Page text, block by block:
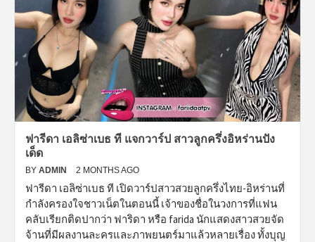
ฟารีดา เอลิซ่าเบธ ที แจกวาร์ป สาวลูกครึ่งอิหร่านปัง
เด็ด
BY ADMIN 2 MONTHS AGO
ฟารีดา เอลิซ่าเบธ ที เปิดวาร์ปสาวสวยลูกครึ่งไทย-อิหร่านที่
กำลังครองใจชาวเน็ตในตอนนี้ เจ้าของชื่อในวงการที่แฟน
คลับเรียกติดปากว่า ฟาริดา หรือ farida นักแสดงสาวสวยจัด
จ้านที่มีผลงานละครและภาพยนตร์มาแล้วหลายเรื่อง ทั้งบุญ